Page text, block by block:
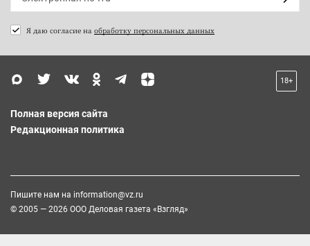
Я даю согласие на обработку персональных данных
18+
Полная версия сайта
Редакционная политика
Пишите нам на information@vz.ru
© 2005 — 2026 ООО Деловая газета «Взгляд»